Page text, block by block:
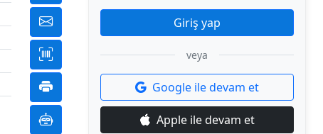
Giriş yap
veya
Google ile devam et
Apple ile devam et